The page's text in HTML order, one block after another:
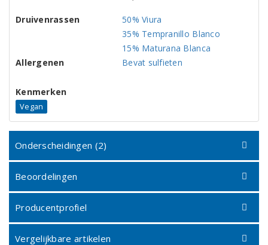
Druivenrassen
50% Viura
35% Tempranillo Blanco
15% Maturana Blanca
Allergenen
Bevat sulfieten
Kenmerken
Vegan
Onderscheidingen (2)
Beoordelingen
Producentprofiel
Vergelijkbare artikelen